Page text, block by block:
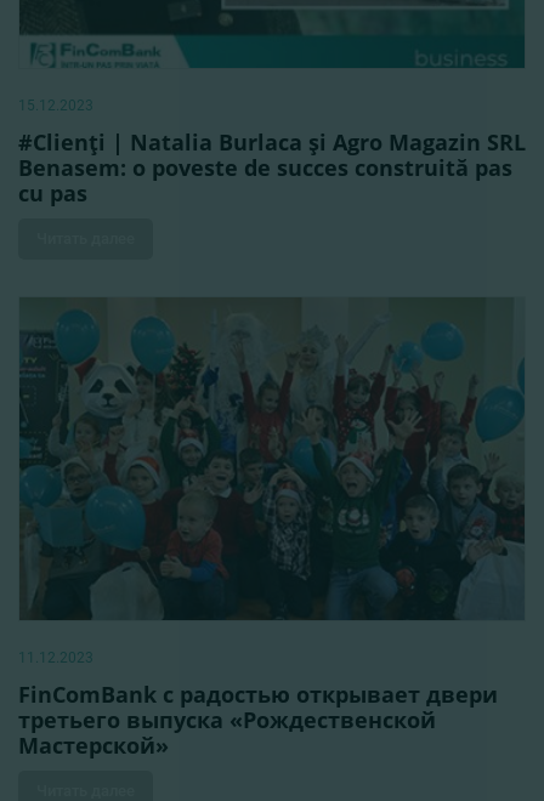
15.12.2023
#Clienţi | Natalia Burlaca şi Agro Magazin SRL
Benasem: o poveste de succes construită pas
cu pas
11.12.2023
FinComBank с радостью открывает двери
третьего выпуска «Рождественской
Мастерской»